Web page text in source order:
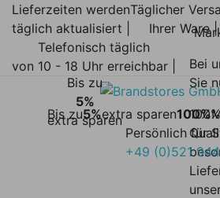
Lieferzeiten werden
täglich aktualisiert |
Täglicher
Ihrer Ware |
Telefonisch täglich
von 10 - 18 Uhr erreichbar |
Bis zu5%extra sparen
Bis zu
5%
extra sparen
100%
Bei
Sie
Persönlich für
+49 (0)521